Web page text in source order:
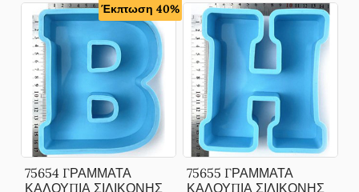
Έκπτωση 40%
75654 ΓΡΑΜΜΑΤΑ
ΚΑΛΟΥΠΙΑ ΣΙΛΙΚΟΝΗΣ
75655 ΓΡΑΜΜΑΤΑ
ΚΑΛΟΥΠΙΑ ΣΙΛΙΚΟΝΗΣ